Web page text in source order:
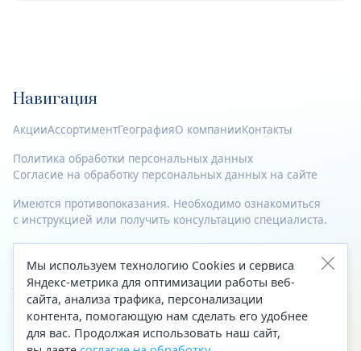
Навигация
АкцииАссортиментГеографияО компанииКонтакты
Политика обработки персональных данных
Согласие на обработку персональных данных на сайте
Имеются противопоказания. Необходимо ознакомиться
с инструкцией или получить консультацию специалиста.
© 2023—2026 Все права защищены.
Адрес
Архангельск, ул. Папанина, д. 19 (вход в здание со стороны
автоцентра «Тойота»)
Мы используем технологию Cookies и сервиса
Яндекс-метрика для оптимизации работы веб-
сайта, анализа трафика, персонализации
контента, помогающую нам сделать его удобнее
для вас. Продолжая использовать наш сайт,